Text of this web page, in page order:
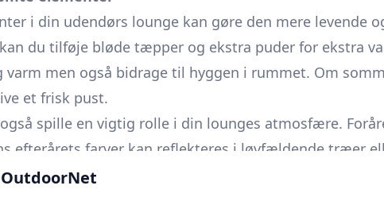
i din udendørs lounge kan gøre den mere levende
du tilføje bløde tæpper og ekstra puder for ekstra
men også bidrage til hyggen i rummet. Om
et frisk pust.
spille en vigtig rolle i din lounges atmosfære.
efterårets farver kan reflekteres i løvfældende træer
regelmæssigt for at holde rummet dynamisk og
OutdoorNet